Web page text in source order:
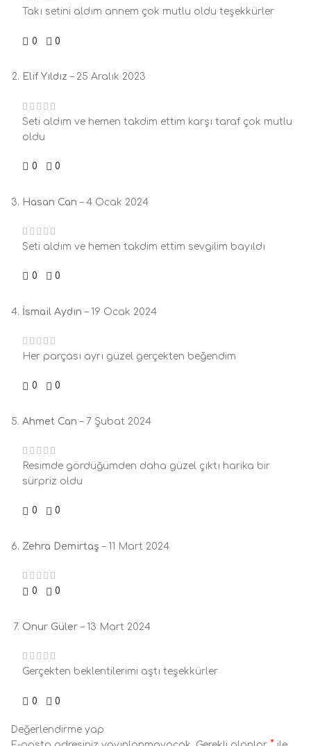
Takı setini aldım annem çok mutlu oldu teşekkürler
0 0
Elif Yıldız– 25 Aralık 2023
Seti aldım ve hemen takdim ettim karşı taraf çok mutlu
oldu
0 0
Hasan Can– 4 Ocak 2024
Seti aldım ve hemen takdim ettim sevgilim bayıldı
0 0
İsmail Aydın– 19 Ocak 2024
Her parçası ayrı güzel gerçekten beğendim
0 0
Ahmet Can– 7 Şubat 2024
Resimde gördüğümden daha güzel çıktı harika bir
sürpriz oldu
0 0
Zehra Demirtaş– 11 Mart 2024
0 0
Onur Güler– 13 Mart 2024
Gerçekten beklentilerimi aştı teşekkürler
0 0
Değerlendirme yap